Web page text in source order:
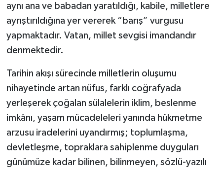
aynı ana ve babadan yaratıldığı, kabile, milletlere
ayrıştırıldığına yer vererek “barış” vurgusu
yapmaktadır. Vatan, millet sevgisi imandandır
denmektedir.
Tarihin akışı sürecinde milletlerin oluşumu
nihayetinde artan nüfus, farklı coğrafyada
yerleşerek çoğalan sülalelerin iklim, beslenme
imkânı, yaşam mücadeleleri yanında hükmetme
arzusu iradelerini uyandırmış; toplumlaşma,
devletleşme, topraklara sahiplenme duyguları
günümüze kadar bilinen, bilinmeyen, sözlü-yazılı